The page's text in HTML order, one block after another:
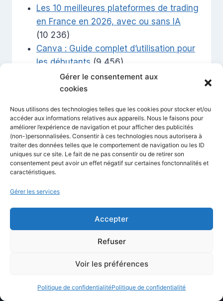
Gérer le consentement aux
cookies
Nous utilisons des technologies telles que les cookies pour stocker et/ou
accéder aux informations relatives aux appareils. Nous le faisons pour
améliorer l’expérience de navigation et pour afficher des publicités
(non-)personnalisées. Consentir à ces technologies nous autorisera à
traiter des données telles que le comportement de navigation ou les ID
uniques sur ce site. Le fait de ne pas consentir ou de retirer son
consentement peut avoir un effet négatif sur certaines fonctonnalités et
caractéristiques.
Gérer les services
Accepter
Refuser
Voir les préférences
Politique de confidentialitéPolitique de confidentialité
Les 10 meilleures plateformes de trading
en France en 2026, avec ou sans IA
(10 236)
Canva : Guide complet d’utilisation pour
les débutants (9 456)
ChatGPT 5 vs Gemini 3 : le duel des
titans en 2026, lequel choisir ?
CritiquePlus vous aide à mieux comprendre
l’intelligence artificielle, les outils numériques,
WordPress, l’hébergement web et les nouvelles
technologies.
Guides, comparatifs et conseils pratiques pour
NOS SERVICES